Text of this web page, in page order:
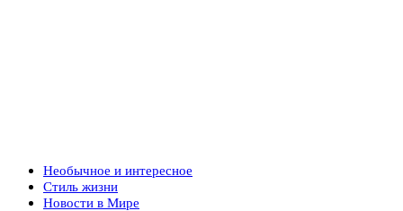
Необычное и интересное
Стиль жизни
Новости в Мире